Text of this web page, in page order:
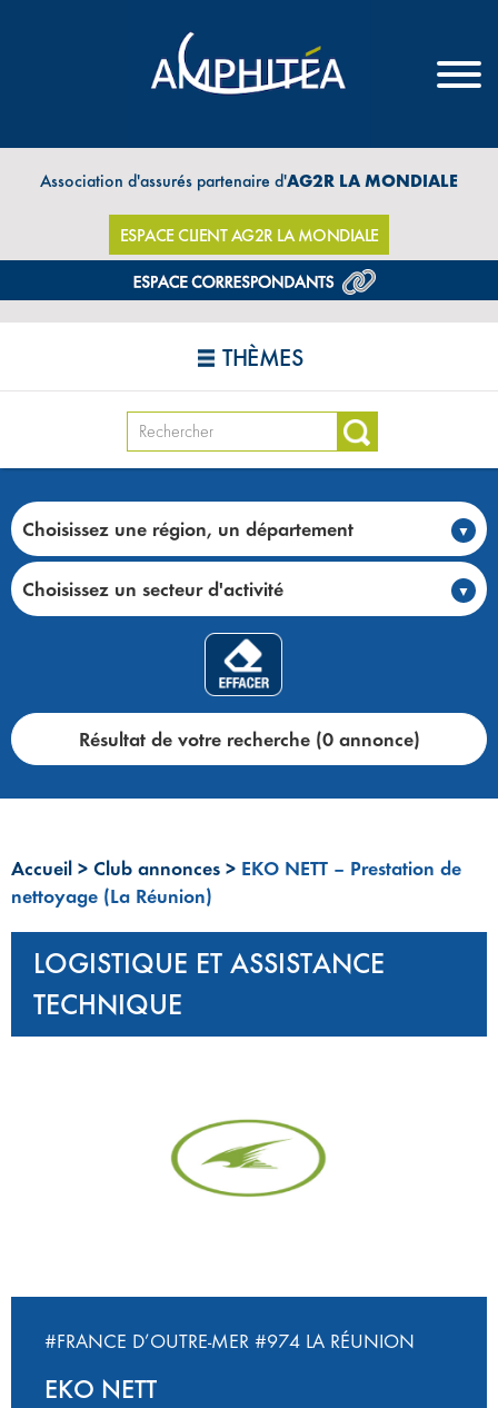
Association d'assurés partenaire d'AG2R LA MONDIALE
ESPACE CLIENT AG2R LA MONDIALE
THÈMES
Choisissez une région, un département
Choisissez un secteur d'activité
Résultat de votre recherche (0 annonce)
Accueil > Club annonces > EKO NETT – Prestation de
nettoyage (La Réunion)
LOGISTIQUE ET ASSISTANCE
TECHNIQUE
#FRANCE D’OUTRE-MER #974 LA RÉUNION
EKO NETT